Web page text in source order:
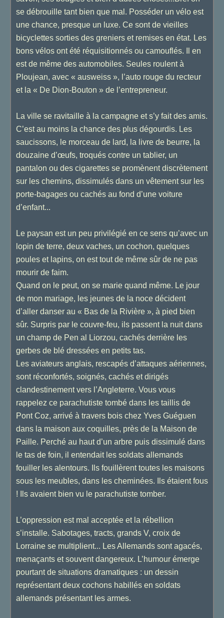
se débrouille tant bien que mal. Posséder un vélo est
une chance, presque un luxe. Ce sont de vieilles
bicyclettes sorties des greniers et remises en état. Les
bons vélos ont été réquisitionnés ou camouflés. Il en
est de même des automobiles. Seules roulent à
Ploujean, avec « ausweiss », l’auto rouge du recteur
et la « De Dion-Bouton » de l’entrepreneur.
La ville se ravitaille à la campagne et s’y fait des amis.
C’est au moins la chance des plus dégourdis. Les
saucissons, le morceau de lard, la livre de beurre, la
douzaine d’œufs, troqués contre un tablier, un
pantalon ou des cigarettes se promènent discrètement
sur les chemins, dissimulés dans un vêtement sur les
porte-bagages ou cachés au fond d’une voiture
d’enfant...
Le paysan est un peu privilégié en ce sens qu’avec un
lopin de terre, deux vaches, un cochon, quelques
poules et lapins, on est tout de même sûr de ne pas
mourir de faim.
Quand on le peut, on se marie quand même. Le jour
de mon mariage, les jeunes de la noce décident
d’aller danser au « Bas de la Rivière », à pied bien
sûr. Surpris par le couvre-feu, ils passent la nuit dans
un champ de Pen al Liorzou, cachés derrière les
gerbes de blé dressées en petits tas.
Les aviateurs anglais, rescapés d’attaques aériennes,
sont réconfortés, soignés, cachés et dirigés
clandestinement vers l’Angleterre. Vous vous
rappelez ce parachutiste tombé dans les taillis de
Pont Coz, arrivé à travers bois chez Yves Guéguen
dans la maison aux coquilles, près de la Maison de
Paille. Perché au haut d’un arbre puis dissimulé dans
le tas de foin, il entendait les soldats allemands
fouiller les alentours. Ils fouillèrent toutes les maisons
sous les meubles, dans les cheminées. Ils étaient fous
! Ils avaient bien vu le parachutiste tomber.
L’oppression est mal acceptée et la rébellion
s’installe. Sabotages, tracts, grands V, croix de
Lorraine se multiplient... Les Allemands sont agacés,
menaçants et souvent dangereux. L’humour émerge
pourtant de situations dramatiques : un dessin
représentant deux cochons habillés en soldats
allemands présentant les armes.